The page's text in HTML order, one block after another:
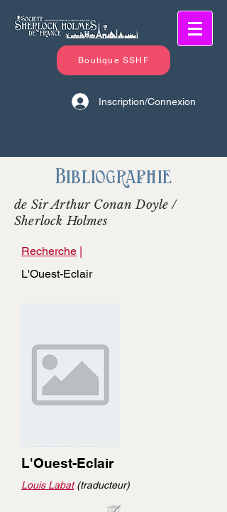
Boutique SSHF
Inscription/Connexion
Bibliographie
de Sir Arthur Conan Doyle /
Sherlock Holmes
Recherche |
L'Ouest-Eclair
L'Ouest-Eclair
Louis Labat(traducteur)